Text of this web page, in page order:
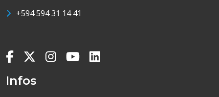
+594 594 31 14 41
Infos